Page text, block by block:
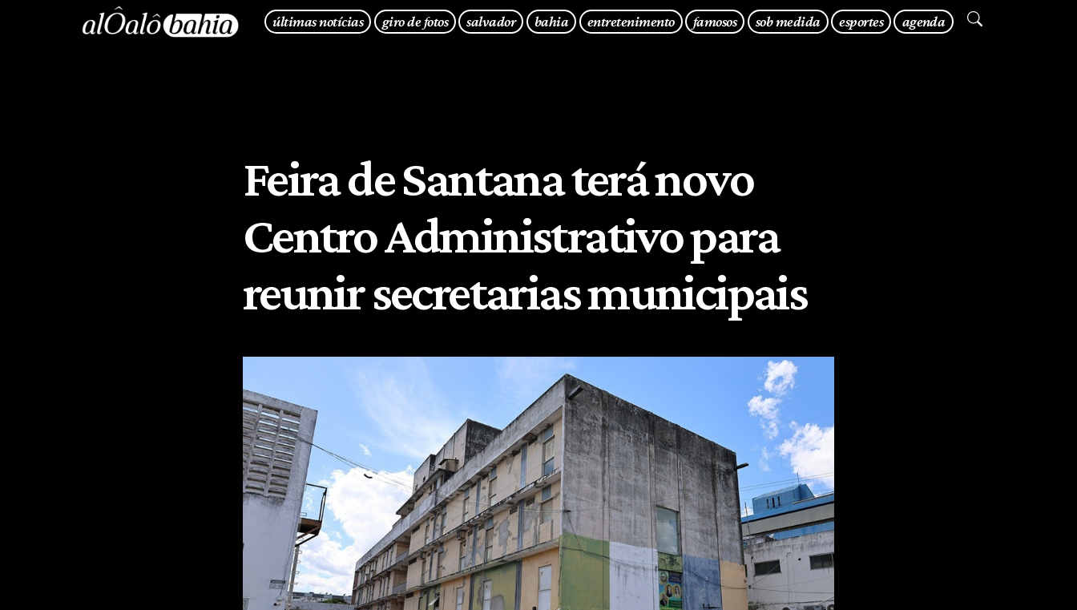
últimas notícias giro de fotos salvador bahia entretenimento famosos sob medida esportes agenda
Feira de Santana terá novo
Centro Administrativo para
reunir secretarias municipais